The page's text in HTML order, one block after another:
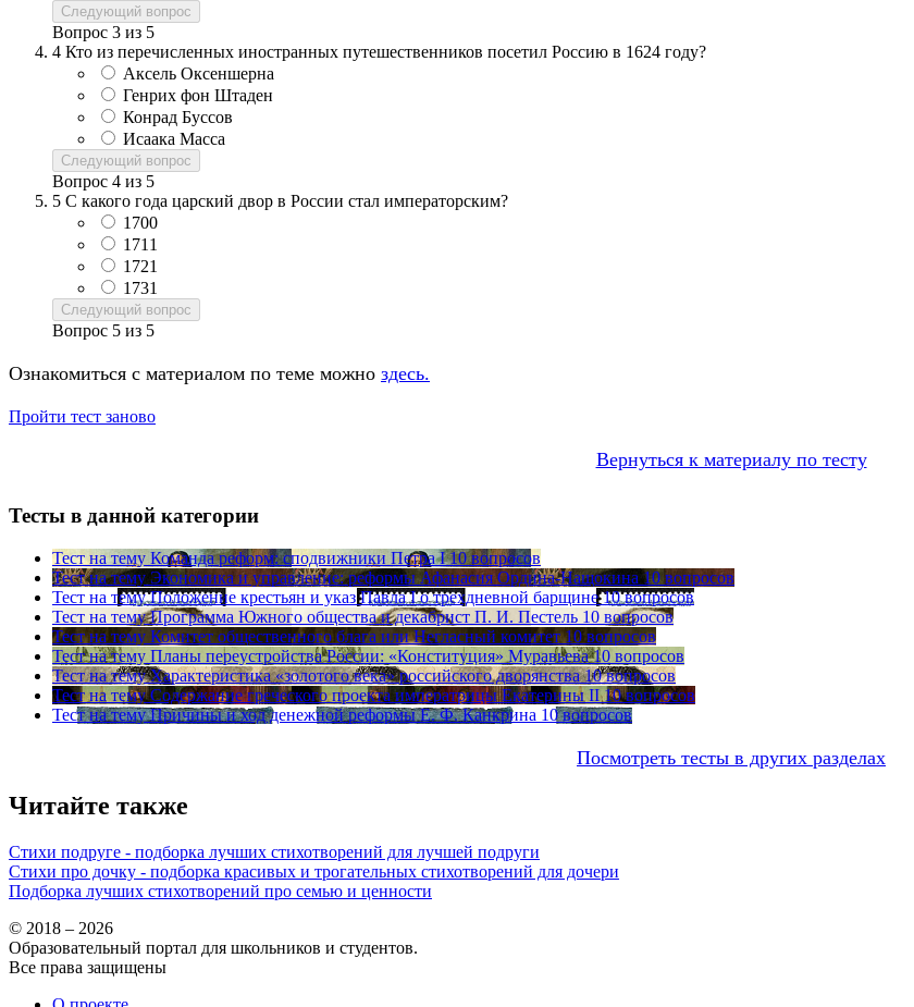
Следующий вопрос
Вопрос 3 из 5
4 Кто из перечисленных иностранных путешественников посетил Россию в 1624 году?
Аксель Оксеншерна
Генрих фон Штаден
Конрад Буссов
Исаака Масса
Следующий вопрос
Вопрос 4 из 5
5 С какого года царский двор в России стал императорским?
1700
1711
1721
1731
Следующий вопрос
Вопрос 5 из 5
Ознакомиться с материалом по теме можно здесь.
Пройти тест заново
Вернуться к материалу по тесту
Тесты в данной категории
Тест на тему Команда реформ: сподвижники Петра I 10 вопросов
Тест на тему Экономика и управление: реформы Афанасия Ордина-Нащокина 10 вопросов
Тест на тему Положение крестьян и указ Павла I о трехдневной барщине 10 вопросов
Тест на тему Программа Южного общества и декабрист П. И. Пестель 10 вопросов
Тест на тему Комитет общественного блага или Негласный комитет 10 вопросов
Тест на тему Планы переустройства России: «Конституция» Муравьева 10 вопросов
Тест на тему Характеристика «золотого века» российского дворянства 10 вопросов
Тест на тему Содержание греческого проекта императрицы Екатерины II 10 вопросов
Тест на тему Причины и ход денежной реформы Е. Ф. Канкрина 10 вопросов
Посмотреть тесты в других разделах
Читайте также
Стихи подруге - подборка лучших стихотворений для лучшей подруги
Стихи про дочку - подборка красивых и трогательных стихотворений для дочери
Подборка лучших стихотворений про семью и ценности
© 2018 – 2026
Образовательный портал для школьников и студентов.
Все права защищены